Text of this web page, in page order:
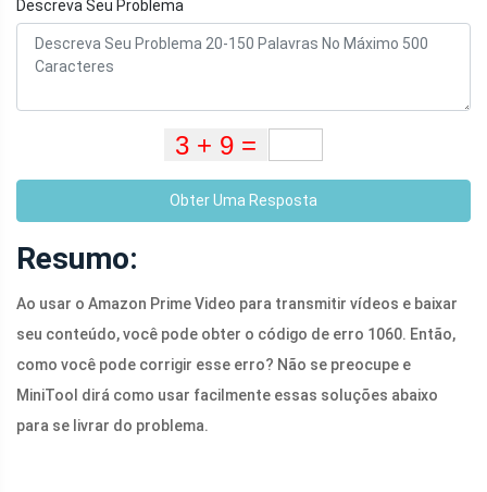
Descreva Seu Problema
Obter Uma Resposta
Resumo:
Ao usar o Amazon Prime Video para transmitir vídeos e baixar
seu conteúdo, você pode obter o código de erro 1060. Então,
como você pode corrigir esse erro? Não se preocupe e
MiniTool dirá como usar facilmente essas soluções abaixo
para se livrar do problema.